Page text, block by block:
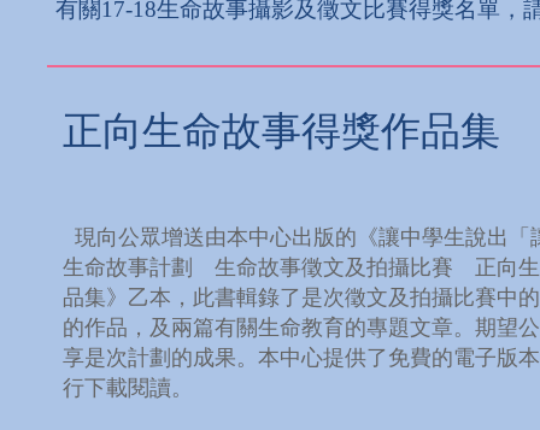
有關17-18生命故事攝影及徵文比賽得獎名單，
正向生命故事得獎作品集
現向公眾增送由本中心出版的《讓中學生說出「
生命故事計劃 生命故事徵文及拍攝比賽 正向
品集》乙本，此書輯錄了是次徵文及拍攝比賽中
的作品，及兩篇有關生命教育的專題文章。期望
享是次計劃的成果。本中心提供了免費的電子版
行下載閱讀。